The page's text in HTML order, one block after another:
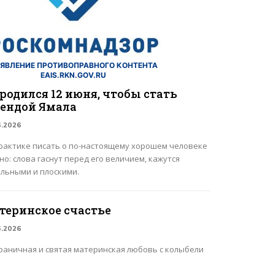
ПРОТИВОПРАВНОГО КОНТЕНТА
EAIS.RKN.GOV.RU
12 июня, чтобы стать
Ямала
писать о по-настоящему хорошем человеке
слова гаснут перед его величием, кажутся
и плоскими.
счастье
и святая материнская любовь с колыбели